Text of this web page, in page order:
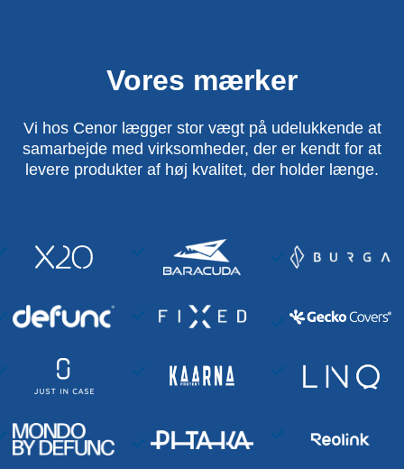
Vores mærker
Vi hos Cenor lægger stor vægt på udelukkende at
samarbejde med virksomheder, der er kendt for at
levere produkter af høj kvalitet, der holder længe.